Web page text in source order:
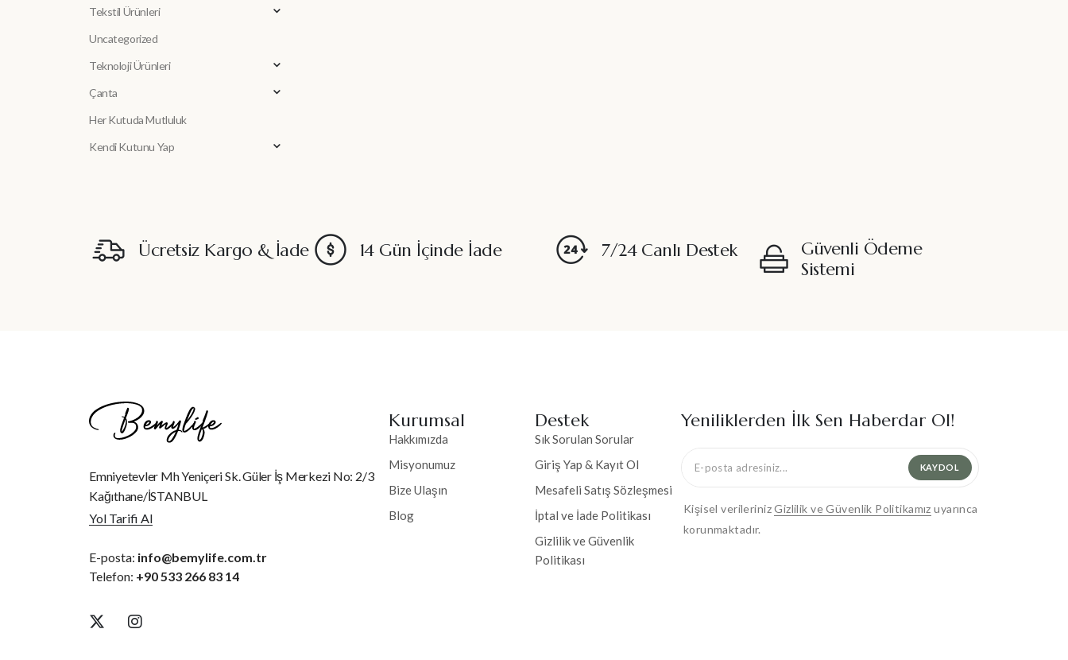
Tekstil Ürünleri
Uncategorized
Teknoloji Ürünleri
Çanta
Her Kutuda Mutluluk
Kendi Kutunu Yap
Ücretsiz Kargo & İade 14 Gün İçinde İade 7/24 Canlı Destek
Güvenli Ödeme
Sistemi
Emniyetevler Mh Yeniçeri Sk. Güler İş Merkezi No: 2/3
Kağıthane/İSTANBUL
Yol Tarifi Al
E-posta: info@bemylife.com.tr
Telefon: +90 533 266 83 14
Kurumsal
Hakkımızda
Misyonumuz
Bize Ulaşın
Blog
Destek
Sık Sorulan Sorular
Giriş Yap & Kayıt Ol
Mesafeli Satış Sözleşmesi
İptal ve İade Politikası
Gizlilik ve Güvenlik
Politikası
Yeniliklerden İlk Sen Haberdar Ol!
KAYDOL
Kişisel verilerinizGizlilik ve Güvenlik Politikamız uyarınca
korunmaktadır.